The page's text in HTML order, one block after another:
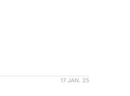
17 JAN. 25